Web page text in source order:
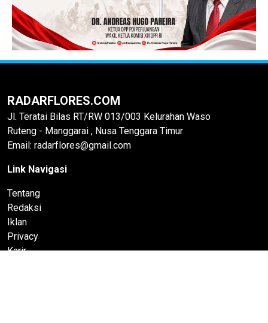
RADARFLORES.COM
Jl. Teratai Bilas RT/RW 013/003 Kelurahan Waso
Ruteng - Manggarai , Nusa Tenggara Timur
Email: radarflores@gmail.com
Link Navigasi
Tentang
Redaksi
Iklan
Privacy
Karir